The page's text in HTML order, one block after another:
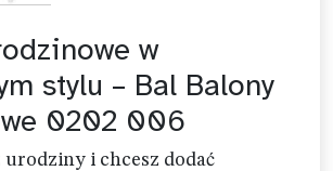
w
stylu – Bal Balony
0202 006
urodziny i chcesz dodać